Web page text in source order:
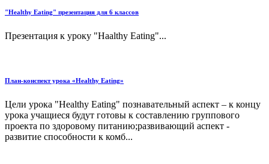
"Healthy Eating" презентация для 6 классов
Презентация к уроку "Haalthy Eating"...
План-конспект урока «Healthy Eating»
Цели урока "Healthy Eating" познавательный аспект – к концу
урока учащиеся будут готовы к составлению группового
проекта по здоровому питанию;развивающий аспект -
развитие способности к комб...